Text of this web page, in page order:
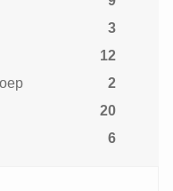
3
12
2
20
6